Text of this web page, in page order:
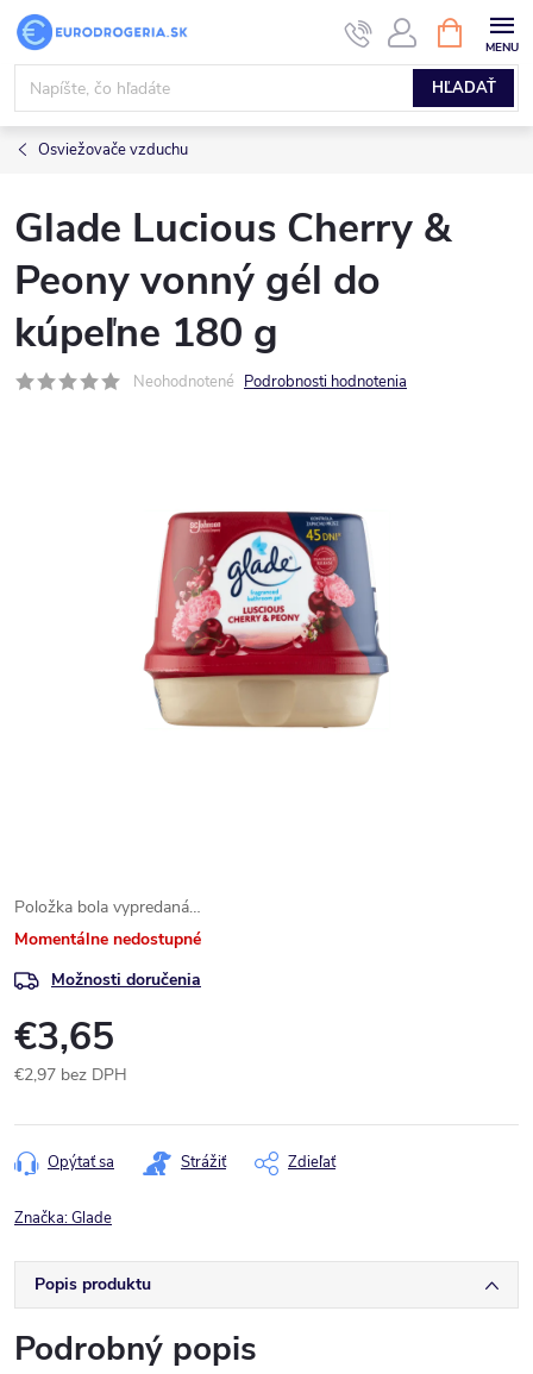
Prejsť
obsah
HĽADAŤ
KOŠÍK
Osviežovače vzduchu
Glade Lucious Cherry &
Peony vonný gél do
kúpeľne 180 g
Neohodnotené Podrobnosti hodnotenia
Položka bola vypredaná…
Momentálne nedostupné
Možnosti doručenia
€3,65
€2,97 bez DPH
cena:
Opýtať sa Strážiť Zdieľať
Značka:Glade
Popis produktu
Podrobný popis